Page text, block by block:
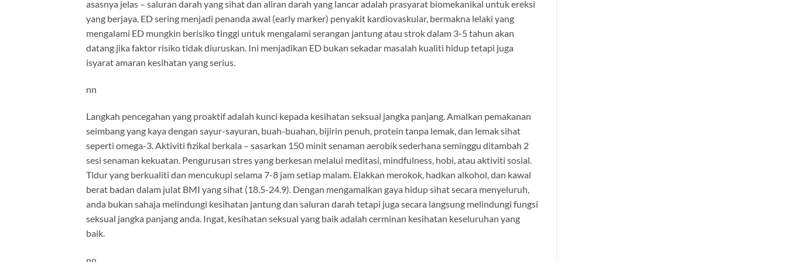
asasnya jelas – saluran darah yang sihat dan aliran darah yang lancar adalah prasyarat biomekanikal untuk ereksi
yang berjaya. ED sering menjadi penanda awal (early marker) penyakit kardiovaskular, bermakna lelaki yang
mengalami ED mungkin berisiko tinggi untuk mengalami serangan jantung atau strok dalam 3-5 tahun akan
datang jika faktor risiko tidak diuruskan. Ini menjadikan ED bukan sekadar masalah kualiti hidup tetapi juga
isyarat amaran kesihatan yang serius.
nn
Langkah pencegahan yang proaktif adalah kunci kepada kesihatan seksual jangka panjang. Amalkan pemakanan
seimbang yang kaya dengan sayur-sayuran, buah-buahan, bijirin penuh, protein tanpa lemak, dan lemak sihat
seperti omega-3. Aktiviti fizikal berkala – sasarkan 150 minit senaman aerobik sederhana seminggu ditambah 2
sesi senaman kekuatan. Pengurusan stres yang berkesan melalui meditasi, mindfulness, hobi, atau aktiviti sosial.
Tidur yang berkualiti dan mencukupi selama 7-8 jam setiap malam. Elakkan merokok, hadkan alkohol, dan kawal
berat badan dalam julat BMI yang sihat (18.5-24.9). Dengan mengamalkan gaya hidup sihat secara menyeluruh,
anda bukan sahaja melindungi kesihatan jantung dan saluran darah tetapi juga secara langsung melindungi fungsi
seksual jangka panjang anda. Ingat, kesihatan seksual yang baik adalah cerminan kesihatan keseluruhan yang
baik.
nn